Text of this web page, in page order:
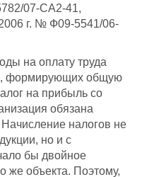
07-СА2-41,
г. № Ф09-5541/06-
на оплату труда
формирующих общую
на прибыль со
обязана
налогов не
но и с
бы двойное
же объекта. Поэтому,